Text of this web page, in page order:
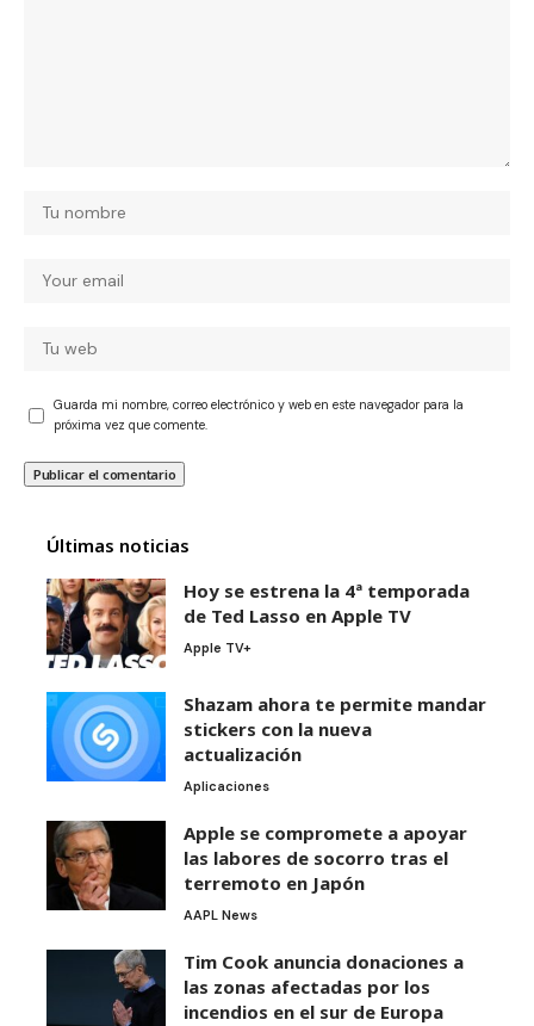
Guarda mi nombre, correo electrónico y web en este navegador para la
próxima vez que comente.
Últimas noticias
Hoy se estrena la 4ª temporada
de Ted Lasso en Apple TV
Apple TV+
Shazam ahora te permite mandar
stickers con la nueva
actualización
Aplicaciones
Apple se compromete a apoyar
las labores de socorro tras el
terremoto en Japón
AAPL News
Tim Cook anuncia donaciones a
las zonas afectadas por los
incendios en el sur de Europa